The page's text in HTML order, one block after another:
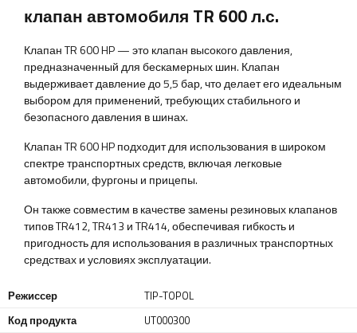
клапан автомобиля TR 600 л.с.
Клапан TR 600 HP — это клапан высокого давления,
предназначенный для бескамерных шин. Клапан
выдерживает давление до 5,5 бар, что делает его идеальным
выбором для применений, требующих стабильного и
безопасного давления в шинах.
Клапан TR 600 HP подходит для использования в широком
спектре транспортных средств, включая легковые
автомобили, фургоны и прицепы.
Он также совместим в качестве замены резиновых клапанов
типов TR412, TR413 и TR414, обеспечивая гибкость и
пригодность для использования в различных транспортных
средствах и условиях эксплуатации.
Режиссер
TIP-TOPOL
Код продукта
UT000300